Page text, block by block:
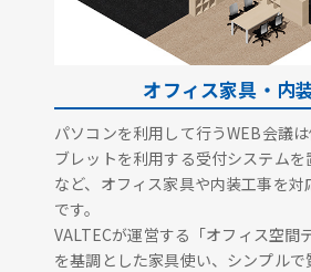
オフィス家具・内
パソコンを利用して行うWEB会議
ブレットを利用する受付システムを
など、オフィス家具や内装工事を
です。
VALTECが運営する「オフィス空間
を基調とした家具使い、シンプル